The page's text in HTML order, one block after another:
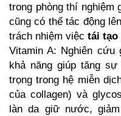
trong phòng thí nghiệm
cũng có thể tác động
trách nhiệm việc tái tạo
Vitamin A: Nghiên cứu
khả năng giúp tăng
trọng trong hệ miễn
của collagen) và
làn da giữ nước,